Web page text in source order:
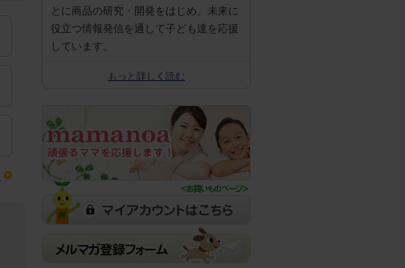
とに商品の研究・開発をはじめ、未来に
役立つ情報発信を通して子ども達を応援
しています。
もっと詳しく読む